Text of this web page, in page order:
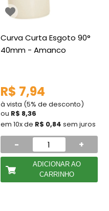
Curva Curta Esgoto 90°
40mm - Amanco
R$ 7,94
à vista (5% de desconto)
ou R$ 8,36
em 10x de R$ 0,84 sem juros
- +
ADICIONAR AO
CARRINHO